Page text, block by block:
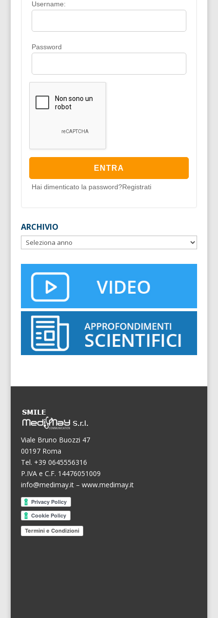
Username:
Password
Hai dimenticato la password?Registrati
ARCHIVIO
Viale Bruno Buozzi 47
00197 Roma
Tel. +39 0645556316
P.IVA e C.F. 14476051009
info@medimay.it– www.medimay.it
Termini e Condizioni